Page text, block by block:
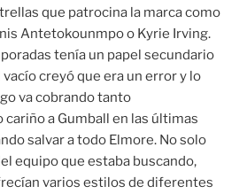
que patrocina la marca como
Antetokounmpo o Kyrie Irving.
tenía un papel secundario
creyó que era un error y lo
va cobrando tanto
a Gumball en las últimas
salvar a todo Elmore. No solo
equipo que estaba buscando,
varios estilos de diferentes